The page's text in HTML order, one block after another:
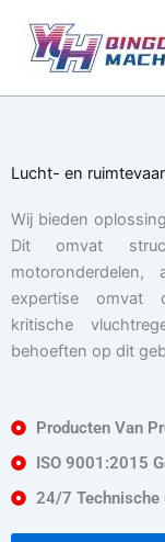
naar
inhoud
Lucht- en
Wij bieden
Dit omvat
motoronderdelen,
expertise omvat
kritische
behoeften op dit
Producten Van
ISO 9001:2015
24/7 Technische